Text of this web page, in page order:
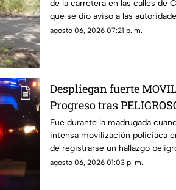
de la carretera en las calles de
que se dio aviso a las
agosto 06, 2026 07:21 p. m.
Despliegan fuerte
Progreso tras
esto encontraron
Fue durante la madrugada
intensa movilización policiaca
de registrarse un hallazgo
vecinos.
agosto 06, 2026 01:03 p. m.